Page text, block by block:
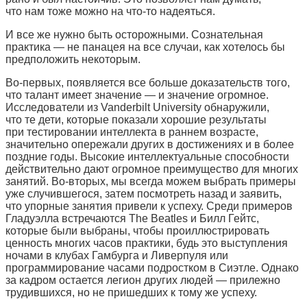
что нам тоже можно на что-то надеяться.
И все же нужно быть осторожными. Сознательная
практика — не панацея на все случаи, как хотелось бы
предположить некоторым.
Во-первых, появляется все больше доказательств того,
что талант имеет значение — и значение огромное.
Исследователи из Vanderbilt University обнаружили,
что те дети, которые показали хорошие результаты
при тестировании интеллекта в раннем возрасте,
значительно опережали других в достижениях и в более
поздние годы. Высокие интеллектуальные способности
действительно дают огромное преимущество для многих
занятий. Во-вторых, мы всегда можем выбрать примеры
уже случившегося, затем посмотреть назад и заявить,
что упорные занятия привели к успеху. Среди примеров
Гладуэлла встречаются The Beatles и Билл Гейтс,
которые были выбраны, чтобы проиллюстрировать
ценность многих часов практики, будь это выступления
ночами в клубах Гамбурга и Ливерпуля или
программирование часами подростком в Сиэтле. Однако
за кадром остается легион других людей — прилежно
трудившихся, но не пришедших к тому же успеху.